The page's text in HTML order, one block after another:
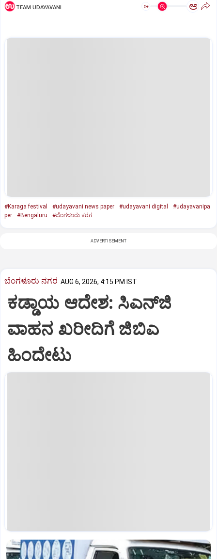
TEAM UDAYAVANI ಅ ಅ
#Karaga festival #udayavani news paper #udayavani digital
#udayavanipa
per
#Bengaluru #ಬೆಂಗಳೂರು ಕರಗ
ADVERTISEMENT
ಬೆಂಗಳೂರು ನಗರ AUG 6, 2026, 4:15 PM IST
ಕಡ್ಡಾಯ ಆದೇಶ: ಸಿಎನ್‌ಜಿ
ವಾಹನ ಖರೀದಿಗೆ ಜಿಬಿಎ
ಹಿಂದೇಟು